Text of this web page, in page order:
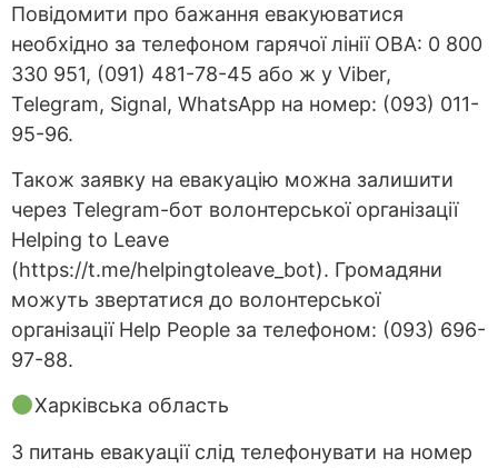
Повідомити про бажання евакуюватися
необхідно за телефоном гарячої лінії ОВА: 0 800
330 951, (091) 481-78-45 або ж у Viber,
Telegram, Signal, WhatsApp на номер: (093) 011-
95-96.
Також заявку на евакуацію можна залишити
через Telegram-бот волонтерської організації
Helping to Leave
(https://t.me/helpingtoleave_bot). Громадяни
можуть звертатися до волонтерської
організації Help People за телефоном: (093) 696-
97-88.
Харківська область
З питань евакуації слід телефонувати на номер